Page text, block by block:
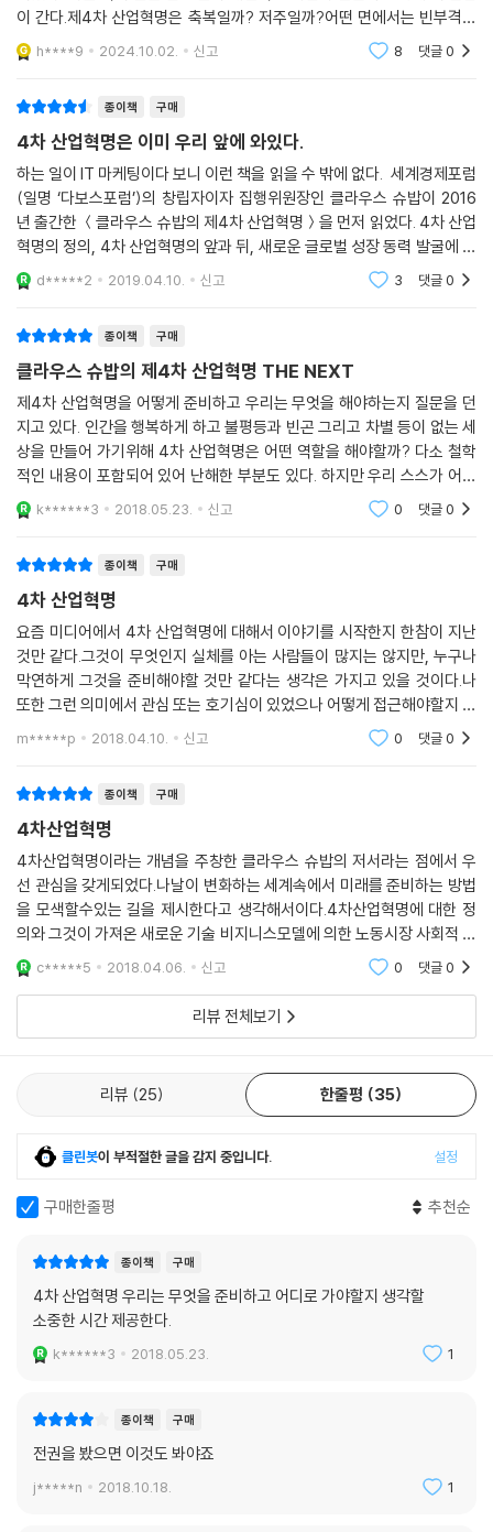
이 간다.제4차 산업혁명은 축복일까? 저주일까?어떤 면에서는 빈부격차
를 더 불러올 수 있다.어쩌면 영화 매트릭스처럼 A.I가 반란을 일으키거나
혹은 해킹을 당해 끔
h****9 2024.10.02. 신고 8 댓글0
종이책 구매
4차 산업혁명은 이미 우리 앞에 와있다.
하는 일이 IT 마케팅이다 보니 이런 책을 읽을 수 밖에 없다. 세계경제포럼
(일명 ‘다보스포럼’)의 창립자이자 집행위원장인 클라우스 슈밥이 2016
년 출간한 ＜클라우스 슈밥의 제4차 산업혁명＞을 먼저 읽었다. 4차 산업
혁명의 정의, 4차 산업혁명의 앞과 뒤, 새로운 글로벌 성장 동력 발굴에 관
해 이야기하며 ‘혁신과 기술이 인류 공익을 위해 일하는 미래’에 대한 우리
모두의 변
d*****2 2019.04.10. 신고 3 댓글0
종이책 구매
클라우스 슈밥의 제4차 산업혁명 THE NEXT
제4차 산업혁명을 어떻게 준비하고 우리는 무엇을 해야하는지 질문을 던
지고 있다. 인간을 행복하게 하고 불평등과 빈곤 그리고 차별 등이 없는 세
상을 만들어 가기위해 4차 산업혁명은 어떤 역할을 해야할까? 다소 철학
적인 내용이 포함되어 있어 난해한 부분도 있다. 하지만 우리 스스가 어떤
자세로 무엇을 준비해야 하는지 조언하고 충고하고 있다. 미래를 위해 무
엇을 준비해야 하는
k******3 2018.05.23. 신고 0 댓글0
종이책 구매
4차 산업혁명
요즘 미디어에서 4차 산업혁명에 대해서 이야기를 시작한지 한참이 지난
것만 같다.그것이 무엇인지 실체를 아는 사람들이 많지는 않지만, 누구나
막연하게 그것을 준비해야할 것만 같다는 생각은 가지고 있을 것이다.나
또한 그런 의미에서 관심 또는 호기심이 있었으나 어떻게 접근해야할지 막
막한 상태였다.그러던중 이 책의 존재를 알게 됐고, 클라우스 슈밥이란 인
물과 더불어 이 책
m*****p 2018.04.10. 신고 0 댓글0
종이책 구매
4차산업혁명
4차산업혁명이라는 개념을 주창한 클라우스 슈밥의 저서라는 점에서 우
선 관심을 갖게되었다.나날이 변화하는 세계속에서 미래를 준비하는 방법
을 모색할수있는 길을 제시한다고 생각해서이다.4차산업혁명에 대한 정
의와 그것이 가져온 새로운 기술 비지니스모델에 의한 노동시장 사회적 관
계 정치시스템의 파괴적 변화가 우리의 의지와 상관없이 발생하고 있기에
그에 대한 대비 또는 선
c*****5 2018.04.06. 신고 0 댓글0
리뷰 전체보기
리뷰 25 한줄평 35
클린봇이 부적절한 글을 감지 중입니다. 설정
구매한줄평 추천순
종이책 구매
4차 산업혁명 우리는 무엇을 준비하고 어디로 가야할지 생각할
소중한 시간 제공한다.
k******3 2018.05.23. 1
종이책 구매
전권을 봤으면 이것도 봐야죠
j*****n 2018.10.18. 1